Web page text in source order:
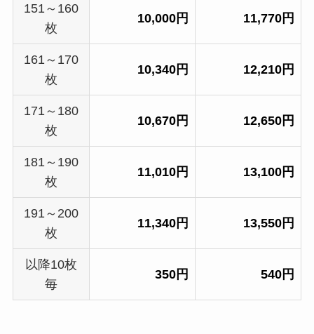
151～160
枚
10,000円 11,770円
161～170
枚
10,340円 12,210円
171～180
枚
10,670円 12,650円
181～190
枚
11,010円 13,100円
191～200
枚
11,340円 13,550円
以降10枚
毎
350円 540円